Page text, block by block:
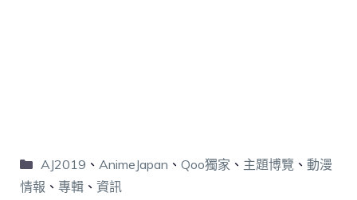
AJ2019 、 AnimeJapan 、 Qoo獨家 、 主題博覽 、 動漫
情報 、 專輯 、 資訊